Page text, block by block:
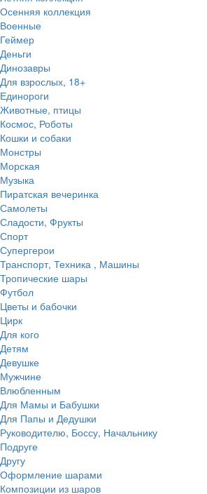
Осенняя коллекция
Военные
Геймер
Деньги
Динозавры
Для взрослых, 18+
Единороги
Животные, птицы
Космос, Роботы
Кошки и собаки
Монстры
Морская
Музыка
Пиратская вечеринка
Самолеты
Сладости, Фрукты
Спорт
Супергерои
Транспорт, Техника , Машины
Тропические шары
Футбол
Цветы и бабочки
Цирк
Для кого
Детям
Девушке
Мужчине
Влюбленным
Для Мамы и Бабушки
Для Папы и Дедушки
Руководителю, Боссу, Начальнику
Подруге
Другу
Оформление шарами
Композиции из шаров